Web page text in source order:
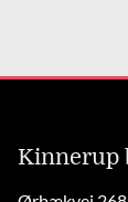
Kinnerup